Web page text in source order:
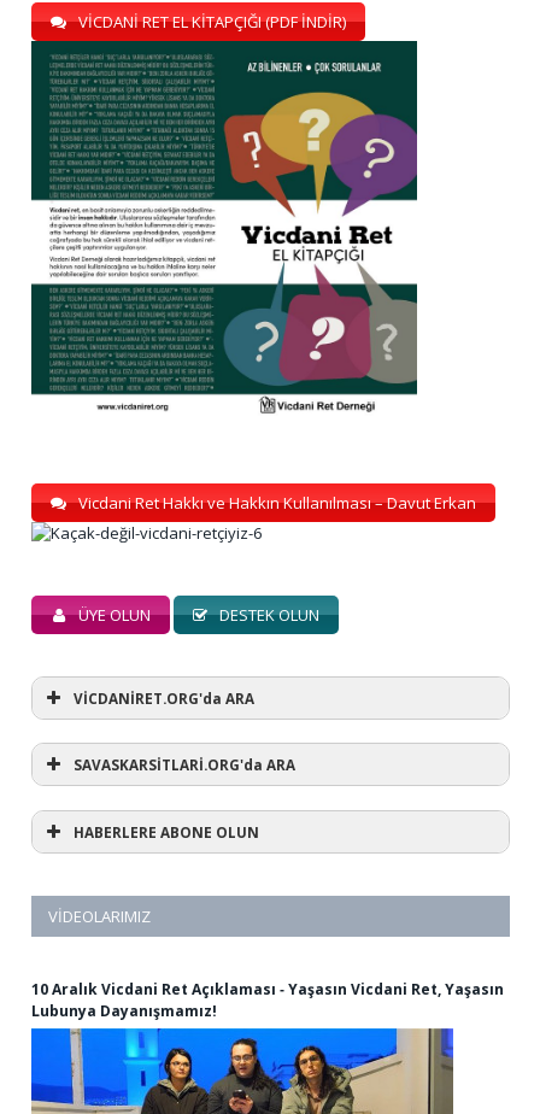
VİCDANİ RET EL KİTAPÇIĞI (PDF İNDİR)
Vicdani Ret Hakkı ve Hakkın Kullanılması – Davut Erkan
ÜYE OLUN DESTEK OLUN
VİCDANİRET.ORG'da ARA
SAVASKARSİTLARİ.ORG'da ARA
HABERLERE ABONE OLUN
VIDEOLARIMIZ
10 Aralık Vicdani Ret Açıklaması ‐ Yaşasın Vicdani Ret, Yaşasın
Lubunya Dayanışmamız!